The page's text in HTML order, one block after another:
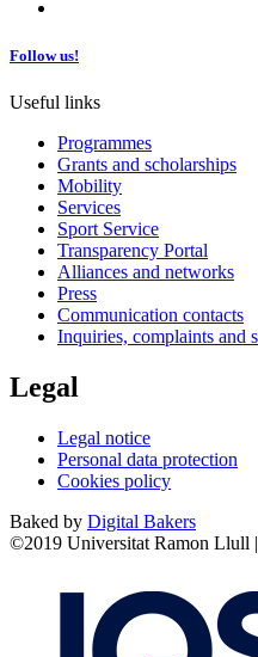
Follow us!
Useful links
Programmes
Grants and scholarships
Mobility
Services
Sport Service
Transparency Portal
Alliances and networks
Press
Communication contacts
Inquiries, complaints and
Legal
Legal notice
Personal data protection
Cookies policy
Baked by Digital Bakers
©2019 Universitat Ramon Llull